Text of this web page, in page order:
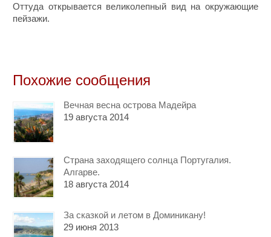
Оттуда открывается великолепный вид на окружающие
пейзажи.
Похожие сообщения
Вечная весна острова Мадейра
19 августа 2014
Страна заходящего солнца Португалия.
Алгарве.
18 августа 2014
За сказкой и летом в Доминикану!
29 июня 2013